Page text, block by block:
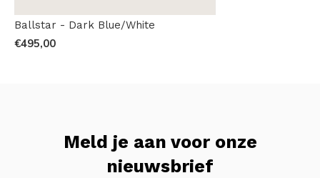
Ballstar - Dark Blue/White
€495,00
Meld je aan voor onze
nieuwsbrief